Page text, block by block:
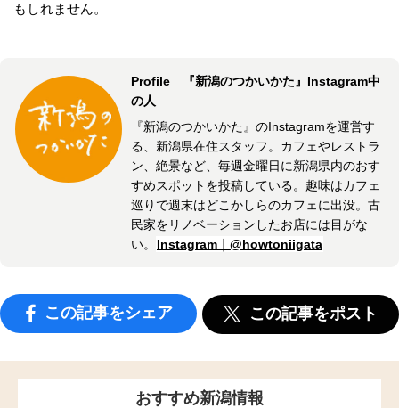
もしれません。
Profile 『新潟のつかいかた』Instagram中
の人
『新潟のつかいかた』のInstagramを運営す
る、新潟県在住スタッフ。カフェやレストラ
ン、絶景など、毎週金曜日に新潟県内のおす
すめスポットを投稿している。趣味はカフェ
巡りで週末はどこかしらのカフェに出没。古
民家をリノベーションしたお店には目がな
い。
Instagram｜@howtoniigata
この記事をシェア この記事をポスト
おすすめ新潟情報